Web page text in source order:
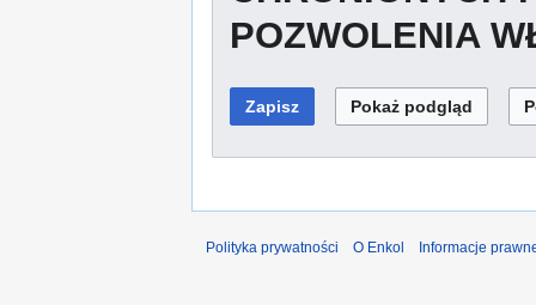
POZWOLENIA
Polityka prywatności O Enkol Informacje